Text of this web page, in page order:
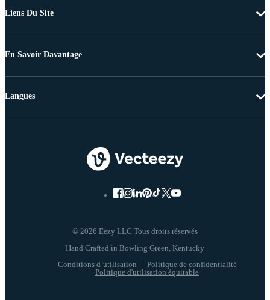
Liens Du Site
En Savoir Davantage
© 2026 Eezy LLC Tous droits réservés
Conditions d’utilisation
Politique de confidentialité
Politique d'utilisation équitable
Langues